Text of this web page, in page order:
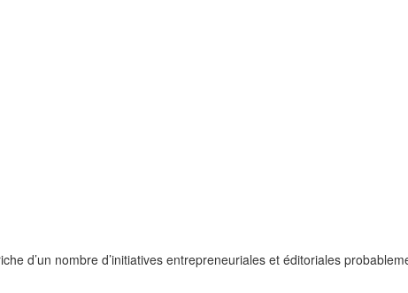
d’un nombre d’initiatives entrepreneuriales et éditoriales